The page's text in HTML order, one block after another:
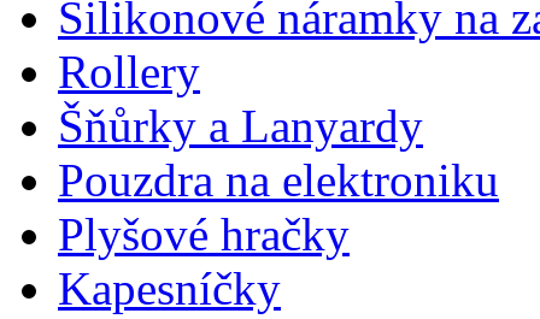
Silikonové náramky na
Rollery
Šňůrky a Lanyardy
Pouzdra na elektroniku
Plyšové hračky
Kapesníčky